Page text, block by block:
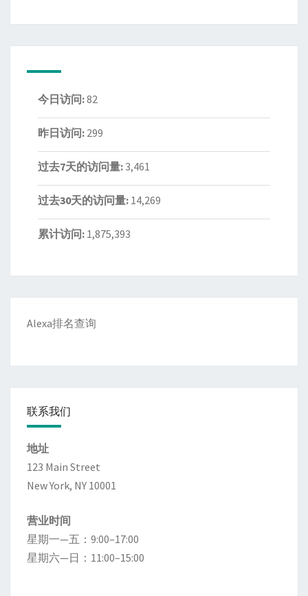
今日访问:82
昨日访问: 299
过去7天的访问量: 3,461
过去30天的访问量: 14,269
累计访问: 1,875,393
Alexa排名查询
联系我们
地址
123 Main Street
New York, NY 10001
营业时间
星期一—五：9:00–17:00
星期六—日：11:00–15:00